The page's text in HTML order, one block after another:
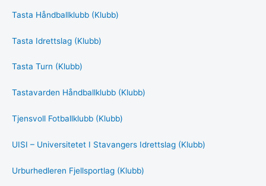
Tasta Håndballklubb (Klubb)
Tasta Idrettslag (Klubb)
Tasta Turn (Klubb)
Tastavarden Håndballklubb (Klubb)
Tjensvoll Fotballklubb (Klubb)
UISI – Universitetet I Stavangers Idrettslag (Klubb)
Urburhedleren Fjellsportlag (Klubb)